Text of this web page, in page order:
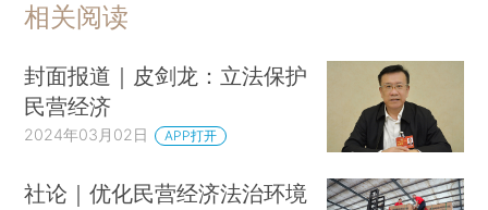
相关阅读
封面报道｜皮剑龙：立法保护
民营经济
2024年03月02日 APP打开
社论｜优化民营经济法治环境